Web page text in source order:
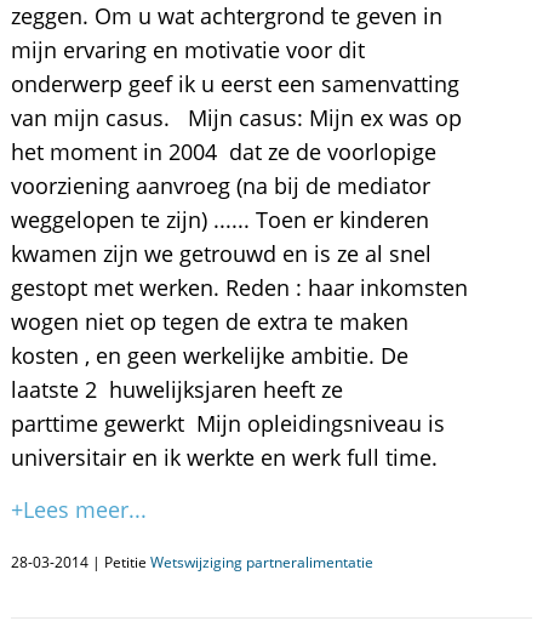
zeggen. Om u wat achtergrond te geven in
mijn ervaring en motivatie voor dit
onderwerp geef ik u eerst een samenvatting
van mijn casus. Mijn casus: Mijn ex was op
het moment in 2004 dat ze de voorlopige
voorziening aanvroeg (na bij de mediator
weggelopen te zijn) ...... Toen er kinderen
kwamen zijn we getrouwd en is ze al snel
gestopt met werken. Reden : haar inkomsten
wogen niet op tegen de extra te maken
kosten , en geen werkelijke ambitie. De
laatste 2 huwelijksjaren heeft ze
parttime gewerkt Mijn opleidingsniveau is
universitair en ik werkte en werk full time.
+Lees meer...
28-03-2014 | Petitie Wetswijziging partneralimentatie